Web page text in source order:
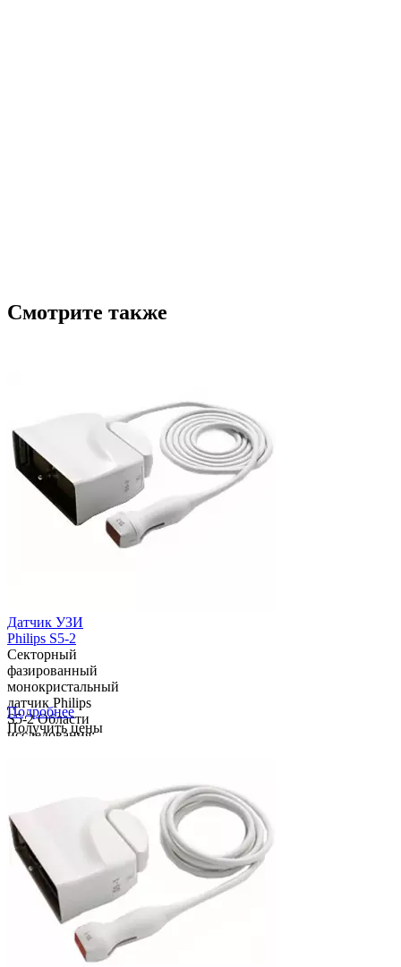
Смотрите также
Датчик УЗИ
Philips S5-2
Секторный
фазированный
монокристальный
датчик Philips
S5-2 Области
исследования:
Технологии:
Монокристальная
техн...
Подробнее
Получить цены